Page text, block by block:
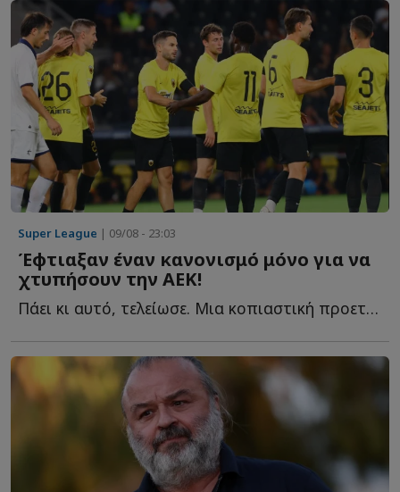
Super League | 09/08 - 23:03
Έφτιαξαν έναν κανονισμό μόνο για να
χτυπήσουν την ΑΕΚ!
Πάει κι αυτό, τελείωσε. Μια κοπιαστική προετοιμασία για τα ...